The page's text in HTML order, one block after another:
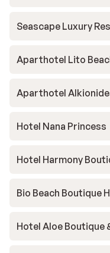
Seascape Luxury
Aparthotel Lito
Aparthotel
Hotel Nana Princess
Hotel Harmony
Bio Beach Boutique
Hotel Aloe Boutique